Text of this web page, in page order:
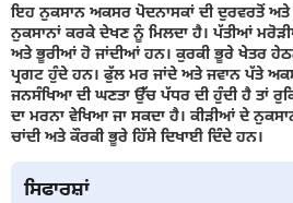
ਇਹ ਨੁਕਸਾਨ ਅਕਸਰ ਪੋਦਨਾਸਕਾਂ ਦੀ ਦੁਰਵਰਤੋਂ ਅਤੇ
ਨੁਕਸਾਨਾਂ ਕਰਕੇ ਦੇਖਣ ਨੂੰ ਮਿਲਦਾ ਹੈ। ਪੱਤੀਆਂ
ਅਤੇ ਭੂਰੀਆਂ ਹੋ ਜਾਂਦੀਆਂ ਹਨ। ਕੁਰਕੀ ਭੂਰੇ ਖੇਤਰ
ਪ੍ਰਗਟ ਹੁੰਦੇ ਹਨ। ਫੁੱਲ ਮਰ ਜਾਂਦੇ ਅਤੇ ਜਵਾਨ ਪੱਤੇ
ਜਨਸੰਖਿਆ ਦੀ ਘਣਤਾ ਉੱਚ ਪੱਧਰ ਦੀ ਹੁੰਦੀ ਹੈ ਤਾਂ
ਦਾ ਮਰਨਾ ਵੇਖਿਆ ਜਾ ਸਕਦਾ ਹੈ। ਕੀੜੀਆਂ ਦੇ
ਚਾਂਦੀ ਅਤੇ ਕੌਰਕੀ ਭੂਰੇ ਹਿੱਸੇ ਦਿਖਾਈ ਦਿੰਦੇ ਹਨ।
ਸਿਫਾਰਸ਼ਾਂ